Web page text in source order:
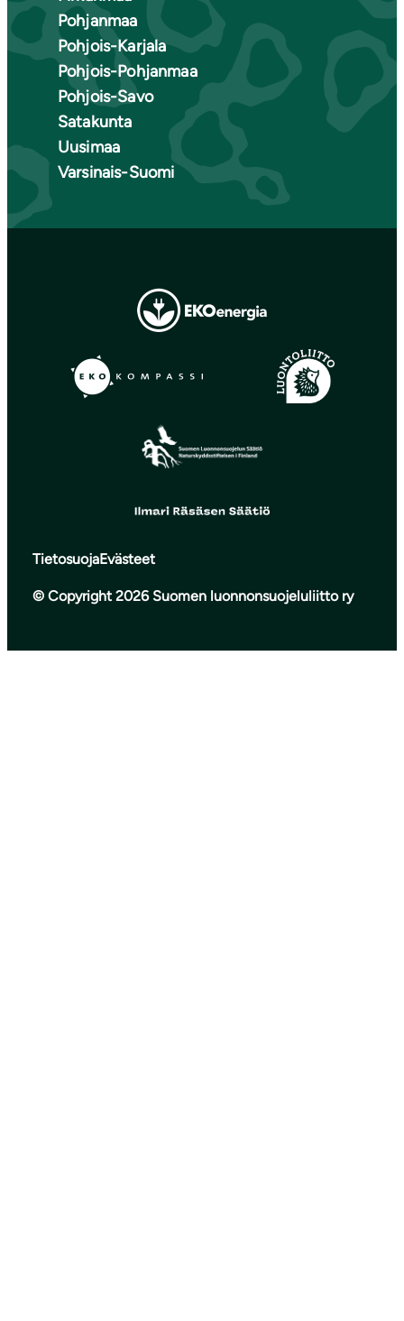
Pohjanmaa
Pohjois-Karjala
Pohjois-Pohjanmaa
Pohjois-Savo
Satakunta
Uusimaa
Varsinais-Suomi
TietosuojaEvästeet
© Copyright 2026 Suomen luonnonsuojeluliitto ry